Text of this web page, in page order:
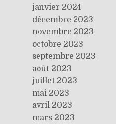
janvier 2024
décembre 2023
novembre 2023
octobre 2023
septembre 2023
août 2023
juillet 2023
mai 2023
avril 2023
mars 2023